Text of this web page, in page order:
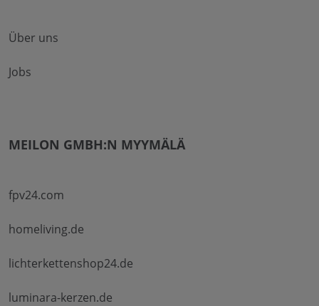
Über uns
Jobs
MEILON GMBH:N MYYMÄLÄ
fpv24.com
homeliving.de
lichterkettenshop24.de
luminara-kerzen.de